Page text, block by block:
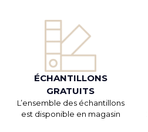
ÉCHANTILLONS
GRATUITS
L’ensemble des échantillons
est disponible en magasin